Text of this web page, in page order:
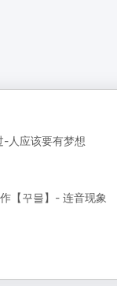
人应该要有梦想
【꾸믈】- 连音现象